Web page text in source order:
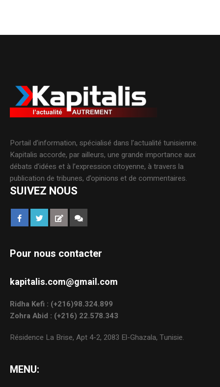
Portail d’information, spécialisé dans l’actualité tunisienne.
Kapitalis accorde, par ailleurs, une grande importance aux
débats d’idées et à l’expression citoyenne, à travers la
publication de tribunes, d’opinions et de commentaires.
SUIVEZ NOUS
Pour nous contacter
kapitalis.com@gmail.com
Ridha Kefi : (+216)98.324.899
Zohra Abid : (+216) 22.578.343
Résidence La Brise, Apt 4-2, 2083 El-Ghazala, Tunisie.
MENU: